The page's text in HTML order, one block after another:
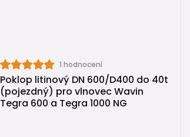
1 hodnocení
Poklop litinový DN 600/D400 do 40t
(pojezdný) pro vlnovec Wavin
Tegra 600 a Tegra 1000 NG